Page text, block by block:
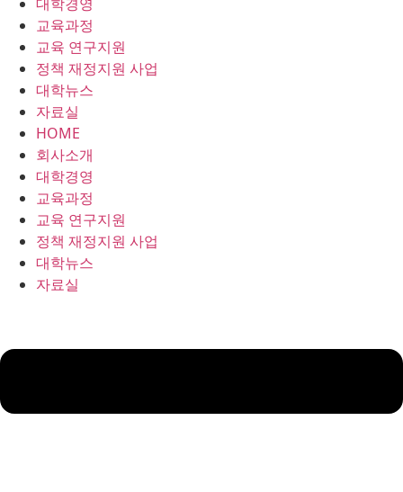
교육과정
교육 연구지원
정책 재정지원 사업
대학뉴스
자료실
HOME
회사소개
대학경영
교육과정
교육 연구지원
정책 재정지원 사업
대학뉴스
자료실